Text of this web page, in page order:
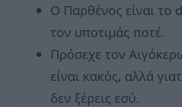
Ο Παρθένος είναι
τον υποτιμάς ποτέ.
Πρόσεχε τον
είναι κακός, αλλά
δεν ξέρεις εσύ.